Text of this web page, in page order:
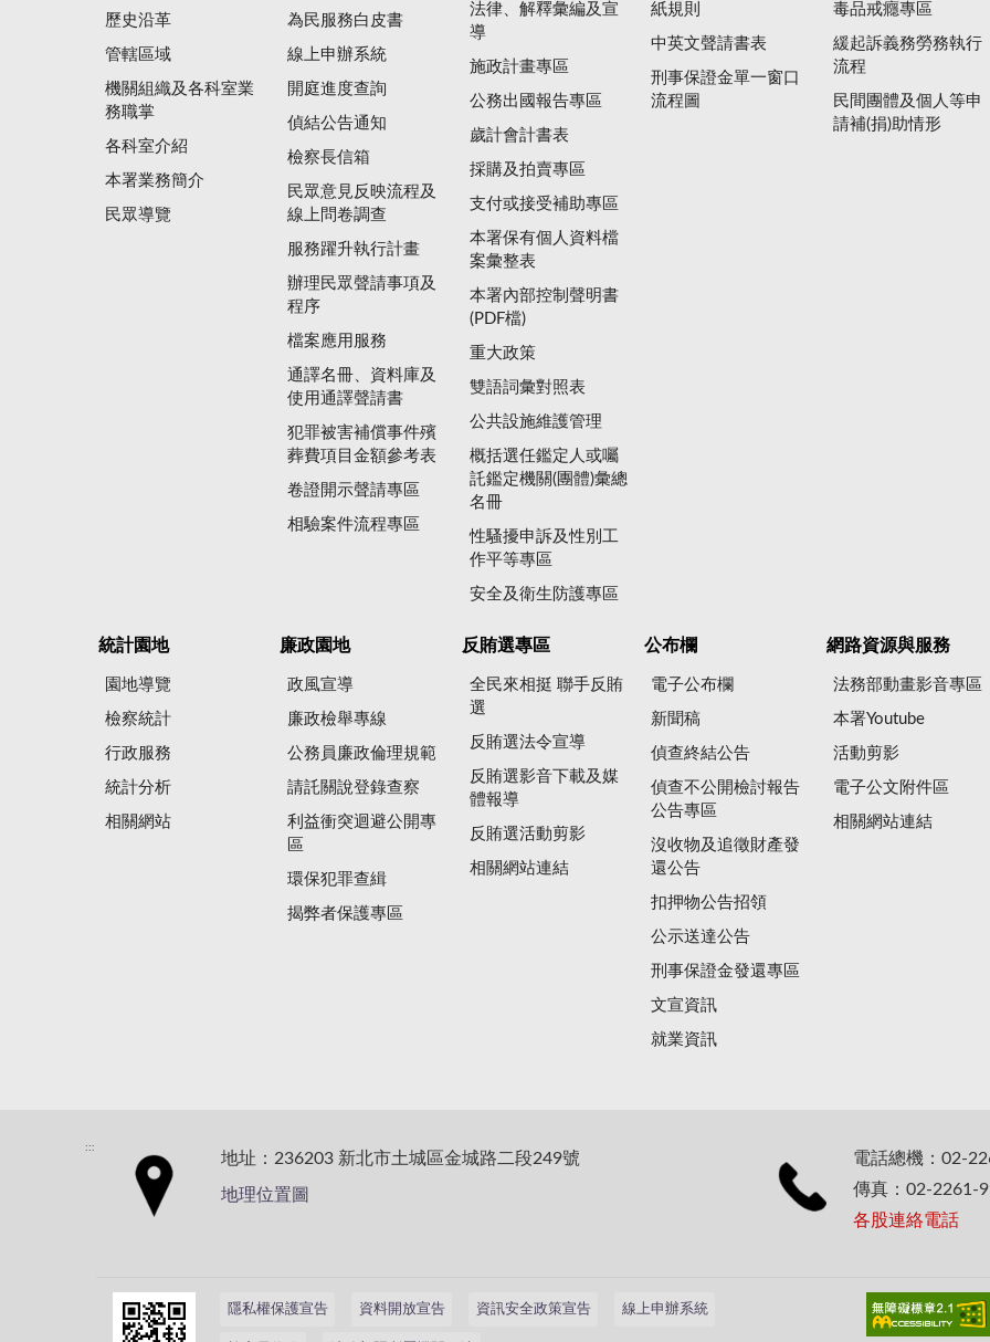
歷史沿革
管轄區域
機關組織及各科室業
務職掌
各科室介紹
本署業務簡介
民眾導覽
為民服務白皮書
線上申辦系統
開庭進度查詢
偵結公告通知
檢察長信箱
民眾意見反映流程及
線上問卷調查
服務躍升執行計畫
辦理民眾聲請事項及
程序
檔案應用服務
通譯名冊、資料庫及
使用通譯聲請書
犯罪被害補償事件殯
葬費項目金額參考表
卷證開示聲請專區
相驗案件流程專區
法律、解釋彙編及宣
導
施政計畫專區
公務出國報告專區
歲計會計書表
採購及拍賣專區
支付或接受補助專區
本署保有個人資料檔
案彙整表
本署內部控制聲明書
(PDF檔)
重大政策
雙語詞彙對照表
公共設施維護管理
概括選任鑑定人或囑
託鑑定機關(團體)彙總
名冊
性騷擾申訴及性別工
作平等專區
安全及衛生防護專區
紙規則
中英文聲請書表
刑事保證金單一窗口
流程圖
毒品戒癮專區
緩起訴義務勞務執行
流程
民間團體及個人等申
請補(捐)助情形
統計園地
園地導覽
檢察統計
行政服務
統計分析
相關網站
廉政園地
政風宣導
廉政檢舉專線
公務員廉政倫理規範
請託關說登錄查察
利益衝突迴避公開專
區
環保犯罪查緝
揭弊者保護專區
反賄選專區
全民來相挺 聯手反賄
選
反賄選法令宣導
反賄選影音下載及媒
體報導
反賄選活動剪影
相關網站連結
公布欄
電子公布欄
新聞稿
偵查終結公告
偵查不公開檢討報告
公告專區
沒收物及追徵財產發
還公告
扣押物公告招領
公示送達公告
刑事保證金發還專區
文宣資訊
就業資訊
網路資源與服務
法務部動畫影音專區
本署Youtube
活動剪影
電子公文附件區
相關網站連結
:::
地址：236203 新北市土城區金城路二段249號
地理位置圖
電話總機：02-
傳真：02-2261-
各股連絡電話
隱私權保護宣告 資料開放宣告 資訊安全政策宣告 線上申辦系統